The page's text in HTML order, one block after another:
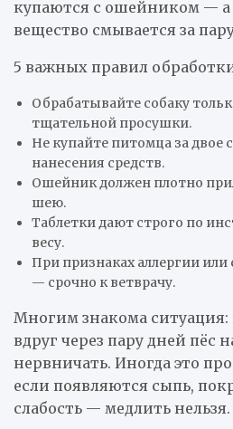
купаются с ошейником —
вещество смывается за
5 важных правил
Обрабатывайте собаку
тщательной просушки.
Не купайте питомца за двое
нанесения средств.
Ошейник должен плотно
шею.
Таблетки дают строго по
весу.
При признаках аллергии
— срочно к ветврачу.
Многим знакома
вдруг через пару дней пёс
нервничать. Иногда это
если появляются сыпь,
слабость — медлить нельзя.